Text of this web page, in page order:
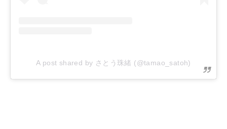
A post shared by さとう珠緒 (@tamao_satoh)